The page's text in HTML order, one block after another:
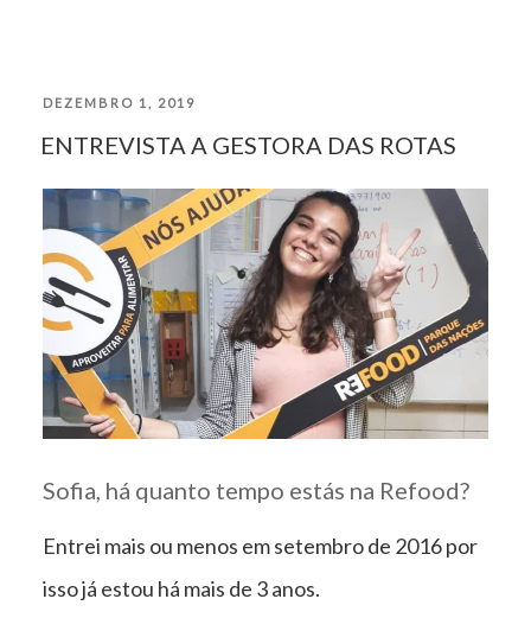
ESTUDANTES
DA
ESTeSL”
PUBLICADO
EM
DEZEMBRO 1, 2019
ENTREVISTA A GESTORA DAS ROTAS
Sofia, há quanto tempo estás na Refood?
Entrei mais ou menos em setembro de 2016 por
isso já estou há mais de 3 anos.